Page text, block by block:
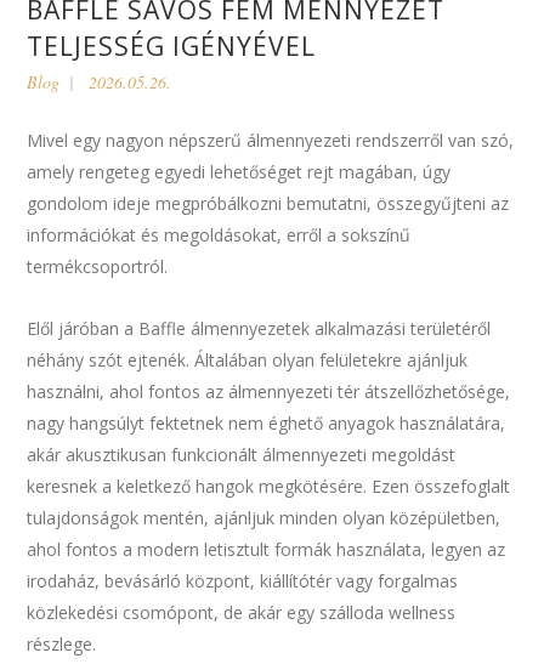
BAFFLE SÁVOS FÉM MENNYEZET
TELJESSÉG IGÉNYÉVEL
Blog 2026.05.26.
Mivel egy nagyon népszerű álmennyezeti rendszerről van szó,
amely rengeteg egyedi lehetőséget rejt magában, úgy
gondolom ideje megpróbálkozni bemutatni, összegyűjteni az
információkat és megoldásokat, erről a sokszínű
termékcsoportról.
Elől járóban a Baffle álmennyezetek alkalmazási területéről
néhány szót ejtenék. Általában olyan felületekre ajánljuk
használni, ahol fontos az álmennyezeti tér átszellőzhetősége,
nagy hangsúlyt fektetnek nem éghető anyagok használatára,
akár akusztikusan funkcionált álmennyezeti megoldást
keresnek a keletkező hangok megkötésére. Ezen összefoglalt
tulajdonságok mentén, ajánljuk minden olyan középületben,
ahol fontos a modern letisztult formák használata, legyen az
irodaház, bevásárló központ, kiállítótér vagy forgalmas
közlekedési csomópont, de akár egy szálloda wellness
részlege.